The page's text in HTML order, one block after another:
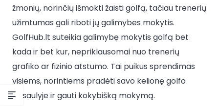
žmonių, norinčių išmokti žaisti golfą, tačiau trenerių
užimtumas gali riboti jų galimybes mokytis.
GolfHub.lt suteikia galimybę mokytis golfą bet
kada ir bet kur, nepriklausomai nuo trenerių
grafiko ar fizinio atstumo. Tai puikus sprendimas
visiems, norintiems pradėti savo kelionę golfo
pasaulyje ir gauti kokybišką mokymą.